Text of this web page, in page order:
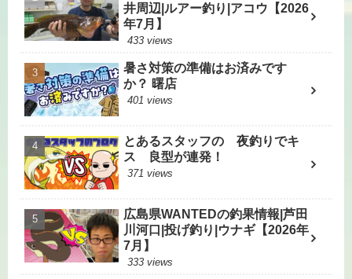
井周辺|ルアー釣り|アコウ【2026
年7月】
433 views
暑さ対策の準備はお済みです
か？ 曙店
401 views
とあるスタッフの 夜釣りでキ
ス 良型が連発！
371 views
広島県WANTEDの釣果情報|芦田
川河口|投げ釣り|ウナギ【2026年
7月】
333 views